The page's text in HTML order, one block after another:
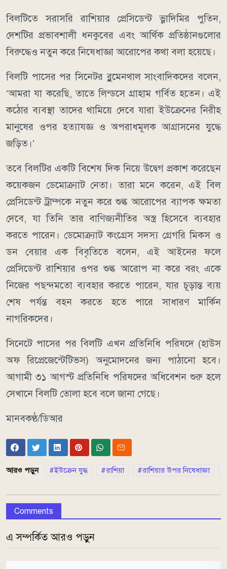
বিলটিতে সরাসরি রাশিয়ার প্রেসিডেন্ট ভ্লাদিমির পুতিন,
দেশটির প্রভাবশালী ধনকুবের এবং আর্থিক প্রতিষ্ঠানগুলোর
বিরুদ্ধেও নতুন করে নিষেধাজ্ঞা আরোপের কথা বলা হয়েছে।
বিলটি পাসের পর সিনেটর ব্লুমেনথাল সাংবাদিকদের বলেন,
‘আমরা যা করেছি, তাতে লিন্ডসে গ্রাহাম গর্বিত হতেন। এই
কঠোর ব্যবস্থা তাদের থামিয়ে দেবে যারা ইউক্রেনের নিরীহ
মানুষের ওপর হত্যাযজ্ঞ ও অপরাধমূলক আগ্রাসনের যুদ্ধে
জড়িত।’
তবে বিলটির একটি বিশেষ দিক নিয়ে উদ্বেগ প্রকাশ করেছেন
কয়েকজন ডেমোক্র্যাট নেতা। তারা মনে করেন, এই বিল
প্রেসিডেন্ট ট্রাম্পকে নতুন করে শুল্ক আরোপের ব্যাপক ক্ষমতা
দেবে, যা তিনি তার বাণিজ্যনীতির অস্ত্র হিসেবে ব্যবহার
করতে পারেন। ডেমোক্র্যাট কংগ্রেস সদস্য গ্রেগরি মিকস ও
ডন বেয়ার এক বিবৃতিতে বলেন, এই আইনের ফলে
প্রেসিডেন্ট রাশিয়ার ওপর শুল্ক আরোপ না করে বরং একে
নিজের পছন্দমতো ব্যবহার করতে পারেন, যার চূড়ান্ত ব্যয়
শেষ পর্যন্ত বহন করতে হতে পারে সাধারণ মার্কিন
নাগরিকদের।
সিনেটে পাসের পর বিলটি এখন প্রতিনিধি পরিষদে (হাউস
অফ রিপ্রেজেন্টেটিভস) অনুমোদনের জন্য পাঠানো হবে।
আগামী ৩১ আগস্ট প্রতিনিধি পরিষদের অধিবেশন শুরু হলে
সেখানে বিলটি তোলা হবে বলে জানা গেছে।
মানবকণ্ঠ/ডিআর
আরও পড়ুন ইউক্রেন যুদ্ধ রাশিয়া রাশিয়ার উপর নিষেধাজ্ঞা
Comments
এ সম্পর্কিত আরও পড়ুন